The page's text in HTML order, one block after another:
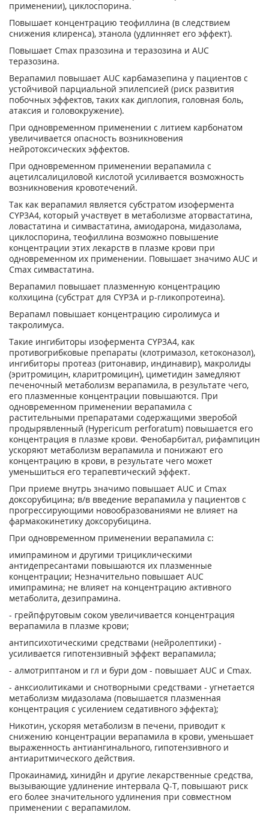
применении), циклоспорина.
Повышает концентрацию теофиллина (в следствием
снижения клиренса), этанола (удлинняет его эффект).
Повышает Сmах празозина и теразозина и AUC
теразозина.
Верапамил повышает AUC карбамазепина у пациентов с
устойчивой парциальной эпилепсией (риск развития
побочных эффектов, таких как диплопия, головная боль,
атаксия и головокружение).
При одновременном применении с литием карбонатом
увеличивается опасность возникновения
нейротоксических эффектов.
При одновременном применении верапамила с
ацетилсалициловой кислотой усиливается возможность
возникновения кровотечений.
Так как верапамил является субстратом изофермента
CYP3A4, который участвует в метаболизме аторвастатина,
ловастатина и симвастатина, амиодарона, мидазолама,
циклоспорина, теофиллина возможно повышение
концентрации этих лекарств в плазме крови при
одновременном их применении. Повышает значимо AUC и
Сmах симвастатина.
Верапамил повышает плазменную концентрацию
колхицина (субстрат для CYP3A и р-гликопротеина).
Верапамл повышает концентрацию сиролимуса и
такролимуса.
Такие ингибиторы изофермента CYP3A4, как
противогрибковые препараты (клотримазол, кетоконазол),
ингибиторы протеаз (ритонавир, индинавир), макролиды
(эритромицин, кларитромицин), циметидин замедляют
печеночный метаболизм верапамила, в результате чего,
его плазменные концентрации повышаются. При
одновременном применении верапамила с
растительными препаратами содержащими зверобой
продырявленный (Hypericum perforatum) повышается его
концентрация в плазме крови. Фенобарбитал, рифампицин
ускоряют метаболизм верапамила и понижают его
концентрацию в крови, в результате чего может
уменьшиться его терапевтический эффект.
При приеме внутрь значимо повышает AUC и Сmах
доксорубицина; в/в введение верапамила у пациентов с
прогрессирующими новообразованиями не влияет на
фармакокинетику доксорубицина.
При одновременном применении верапамила с:
имипрамином и другими трициклическими
антидепресантами повышаются их плазменные
концентрации; Незначительно повышает AUC
имипрамина; не влияет на концентрацию активного
метаболита, дезипрамина.
- грейпфрутовым соком увеличивается концентрация
верапамила в плазме крови;
антипсихотическими средствами (нейролептики) -
усиливается гипотензивный эффект верапамила;
- алмотриптаном и гл и бури дом - повышает AUC и Сmах.
- анксиолитиками и снотворными средствами - угнетается
метаболизм мидазолама (повышается плазменная
концентрация с усилением седативного эффекта);
Никотин, ускоряя метаболизм в печени, приводит к
снижению концентрации верапамила в крови, уменьшает
выраженность антиангинального, гипотензивного и
антиаритмического действия.
Прокаинамид, хинидйн и другие лекарственные средства,
вызывающие удлинение интервала Q-T, повышают риск
его более значительного удлинения при совместном
применении с верапамилом.